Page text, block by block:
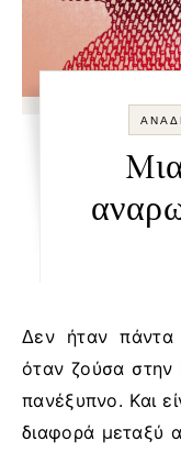
Δεν ήταν πάντα έτσι: το παπάκι το πρωτοείδα
όταν ζούσα στην
πανέξυπνο. Και
διαφορά μεταξύ